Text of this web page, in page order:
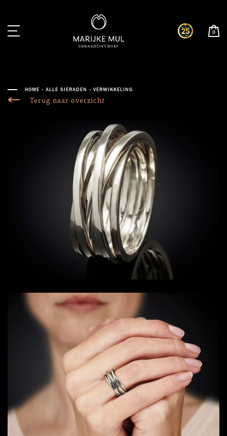
0
HOME ALLE SIERADEN VERWIKKELING
Terug naar overzicht